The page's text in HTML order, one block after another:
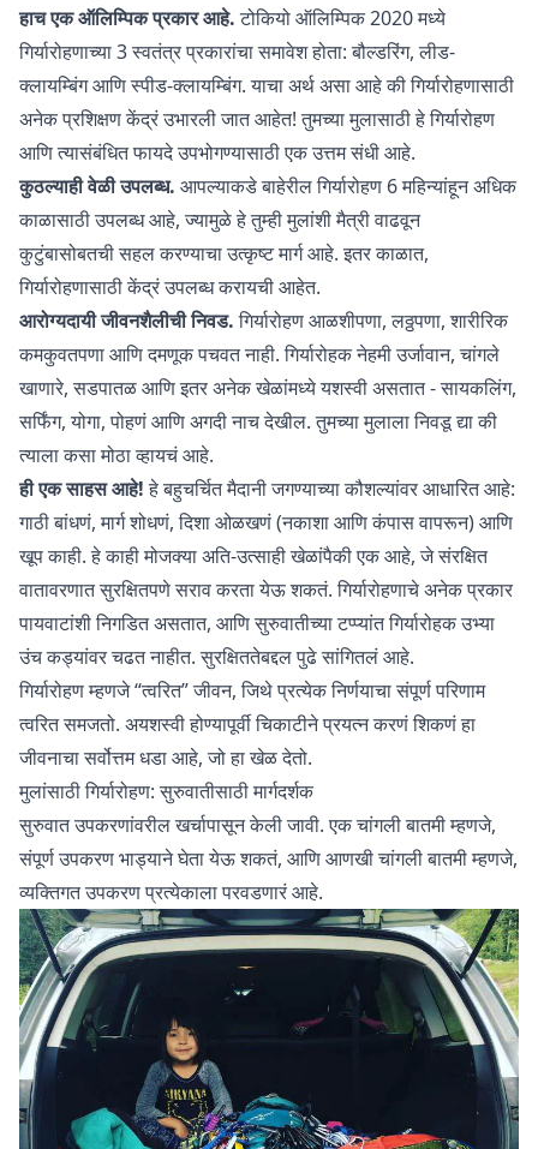
हाच एक ऑलिम्पिक प्रकार आहे.टोकियो ऑलिम्पिक 2020 मध्ये
गिर्यारोहणाच्या 3 स्वतंत्र प्रकारांचा समावेश होता: बौल्डरिंग, लीड-
क्लायम्बिंग आणि स्पीड-क्लायम्बिंग. याचा अर्थ असा आहे की गिर्यारोहणासाठी
अनेक प्रशिक्षण केंद्रं उभारली जात आहेत! तुमच्या मुलासाठी हे गिर्यारोहण
आणि त्यासंबंधित फायदे उपभोगण्यासाठी एक उत्तम संधी आहे.
कुठल्याही वेळी उपलब्ध. आपल्याकडे बाहेरील गिर्यारोहण 6 महिन्यांहून अधिक
काळासाठी उपलब्ध आहे, ज्यामुळे हे तुम्ही मुलांशी मैत्री वाढवून
कुटुंबासोबतची सहल करण्याचा उत्कृष्ट मार्ग आहे. इतर काळात,
गिर्यारोहणासाठी केंद्रं उपलब्ध करायची आहेत.
आरोग्यदायी जीवनशैलीची निवड.गिर्यारोहण आळशीपणा, लठ्ठपणा, शारीरिक
कमकुवतपणा आणि दमणूक पचवत नाही. गिर्यारोहक नेहमी उर्जावान, चांगले
खाणारे, सडपातळ आणि इतर अनेक खेळांमध्ये यशस्वी असतात - सायकलिंग,
सर्फिंग, योगा, पोहणं आणि अगदी नाच देखील. तुमच्या मुलाला निवडू द्या की
त्याला कसा मोठा व्हायचं आहे.
ही एक साहस आहे!हे बहुचर्चित मैदानी जगण्याच्या कौशल्यांवर आधारित आहे:
गाठी बांधणं, मार्ग शोधणं, दिशा ओळखणं (नकाशा आणि कंपास वापरून) आणि
खूप काही. हे काही मोजक्या अति-उत्साही खेळांपैकी एक आहे, जे संरक्षित
वातावरणात सुरक्षितपणे सराव करता येऊ शकतं. गिर्यारोहणाचे अनेक प्रकार
पायवाटांशी निगडित असतात, आणि सुरुवातीच्या टप्प्यांत गिर्यारोहक उभ्या
उंच कड्यांवर चढत नाहीत. सुरक्षिततेबद्दल पुढे सांगितलं आहे.
गिर्यारोहण म्हणजे “त्वरित” जीवन, जिथे प्रत्येक निर्णयाचा संपूर्ण परिणाम
त्वरित समजतो. अयशस्वी होण्यापूर्वी चिकाटीने प्रयत्न करणं शिकणं हा
जीवनाचा सर्वोत्तम धडा आहे, जो हा खेळ देतो.
मुलांसाठी गिर्यारोहण: सुरुवातीसाठी मार्गदर्शक
सुरुवात उपकरणांवरील खर्चापासून केली जावी. एक चांगली बातमी म्हणजे,
संपूर्ण उपकरण भाड्याने घेता येऊ शकतं, आणि आणखी चांगली बातमी म्हणजे,
व्यक्तिगत उपकरण प्रत्येकाला परवडणारं आहे.